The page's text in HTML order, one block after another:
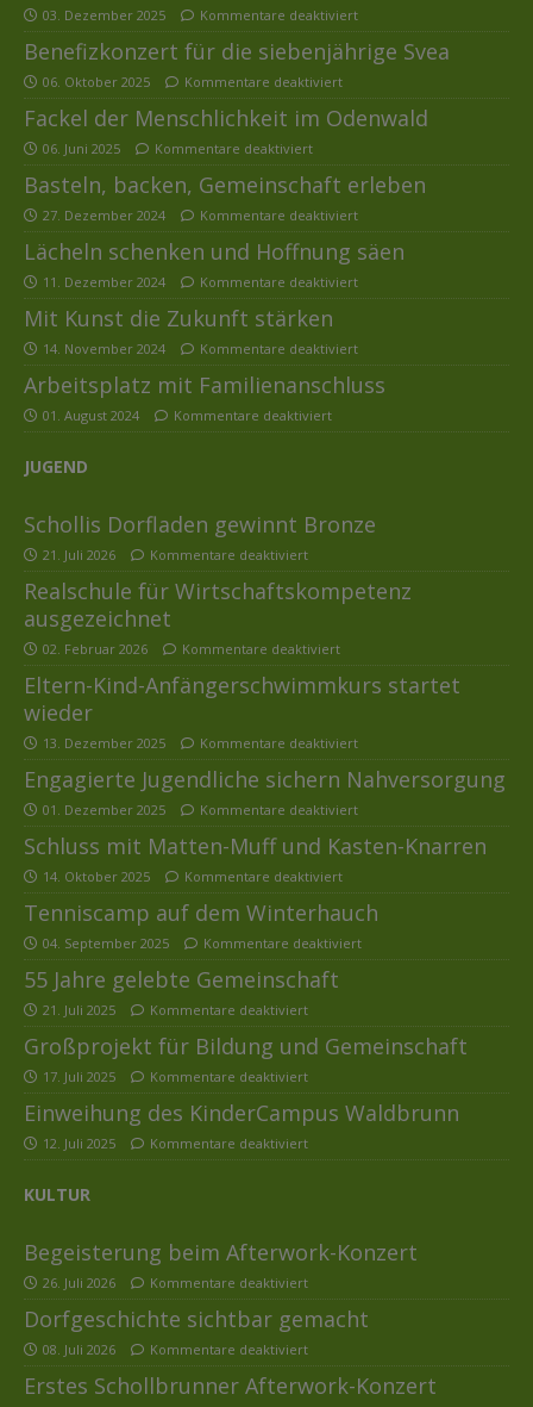
03. Dezember 2025 Kommentare deaktiviert
Benefizkonzert für die siebenjährige Svea
06. Oktober 2025 Kommentare deaktiviert
Fackel der Menschlichkeit im Odenwald
06. Juni 2025 Kommentare deaktiviert
Basteln, backen, Gemeinschaft erleben
27. Dezember 2024 Kommentare deaktiviert
Lächeln schenken und Hoffnung säen
11. Dezember 2024 Kommentare deaktiviert
Mit Kunst die Zukunft stärken
14. November 2024 Kommentare deaktiviert
Arbeitsplatz mit Familienanschluss
01. August 2024 Kommentare deaktiviert
JUGEND
Schollis Dorfladen gewinnt Bronze
21. Juli 2026 Kommentare deaktiviert
Realschule für Wirtschaftskompetenz
ausgezeichnet
02. Februar 2026 Kommentare deaktiviert
Eltern-Kind-Anfängerschwimmkurs startet
wieder
13. Dezember 2025 Kommentare deaktiviert
Engagierte Jugendliche sichern Nahversorgung
01. Dezember 2025 Kommentare deaktiviert
Schluss mit Matten-Muff und Kasten-Knarren
14. Oktober 2025 Kommentare deaktiviert
Tenniscamp auf dem Winterhauch
04. September 2025 Kommentare deaktiviert
55 Jahre gelebte Gemeinschaft
21. Juli 2025 Kommentare deaktiviert
Großprojekt für Bildung und Gemeinschaft
17. Juli 2025 Kommentare deaktiviert
Einweihung des KinderCampus Waldbrunn
12. Juli 2025 Kommentare deaktiviert
KULTUR
Begeisterung beim Afterwork-Konzert
26. Juli 2026 Kommentare deaktiviert
Dorfgeschichte sichtbar gemacht
08. Juli 2026 Kommentare deaktiviert
Erstes Schollbrunner Afterwork-Konzert